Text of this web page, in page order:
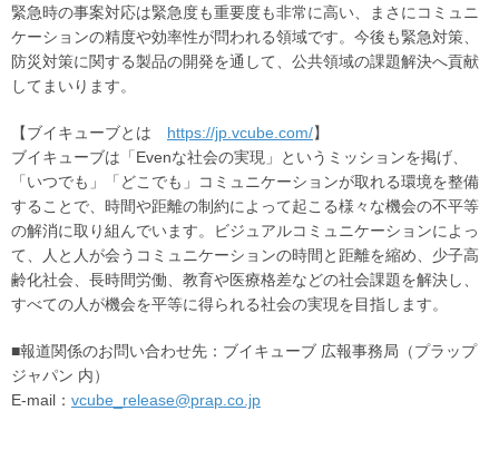
緊急時の事案対応は緊急度も重要度も非常に高い、まさにコミュニ
ケーションの精度や効率性が問われる領域です。今後も緊急対策、
防災対策に関する製品の開発を通して、公共領域の課題解決へ貢献
してまいります。
【ブイキューブとは https://jp.vcube.com/】
ブイキューブは「Evenな社会の実現」というミッションを掲げ、
「いつでも」「どこでも」コミュニケーションが取れる環境を整備
することで、時間や距離の制約によって起こる様々な機会の不平等
の解消に取り組んでいます。ビジュアルコミュニケーションによっ
て、人と人が会うコミュニケーションの時間と距離を縮め、少子高
齢化社会、長時間労働、教育や医療格差などの社会課題を解決し、
すべての人が機会を平等に得られる社会の実現を目指します。
■報道関係のお問い合わせ先：ブイキューブ 広報事務局（プラップ
ジャパン 内）
E-mail： vcube_release@prap.co.jp